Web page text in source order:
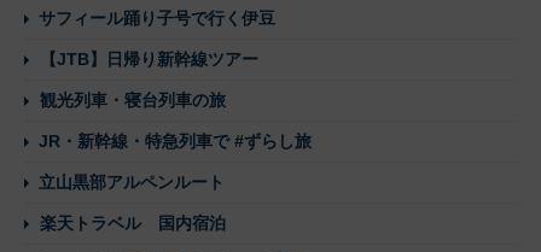
サフィール踊り子号で行く伊豆
【JTB】日帰り新幹線ツアー
観光列車・寝台列車の旅
JR・新幹線・特急列車で #ずらし旅
立山黒部アルペンルート
楽天トラベル 国内宿泊